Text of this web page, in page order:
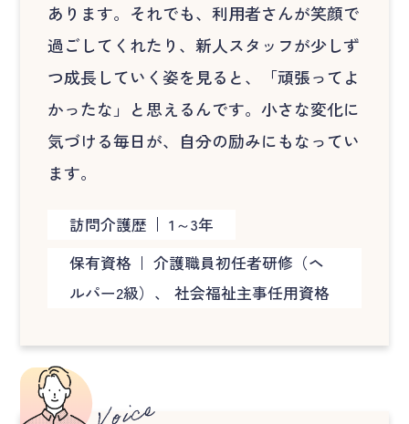
あります。それでも、利用者さんが笑顔で
過ごしてくれたり、新人スタッフが少しず
つ成長していく姿を見ると、「頑張ってよ
かったな」と思えるんです。小さな変化に
気づける毎日が、自分の励みにもなってい
ます。
訪問介護歴
1～3年
保有資格
介護職員初任者研修（ヘ
ルパー2級）、 社会福祉主事任用資格